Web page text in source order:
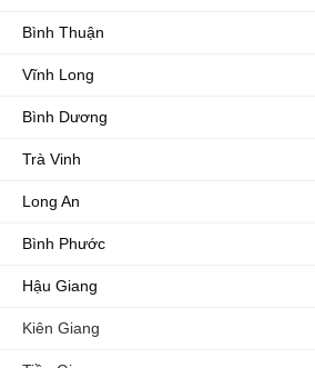
Bình Thuận
Vĩnh Long
Bình Dương
Trà Vinh
Long An
Bình Phước
Hậu Giang
Kiên Giang